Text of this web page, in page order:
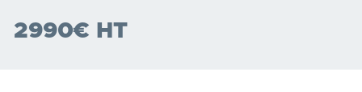
2990€ HT